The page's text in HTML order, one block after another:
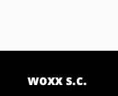
woxx s.c.